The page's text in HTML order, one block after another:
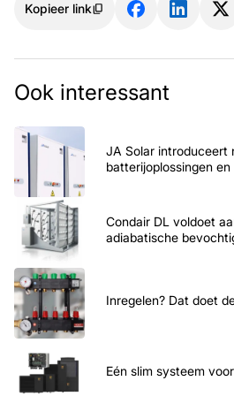
Kopieer link
Ook interessant
JA Solar introduceert
batterijoplossingen
Condair DL voldoet
adiabatische
Inregelen? Dat doet
Eén slim systeem